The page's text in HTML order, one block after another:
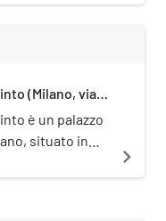
nel corso
al sestiere
(Milano, via
è un palazzo
situato in
navigate_next